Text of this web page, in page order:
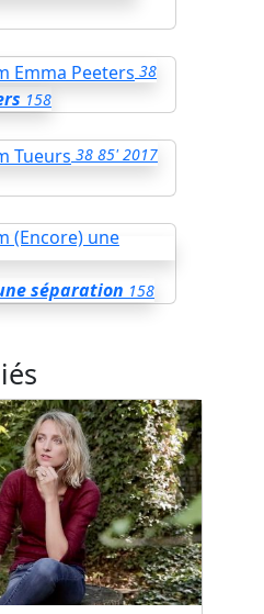
38
158
38 85' 2017
séparation 158